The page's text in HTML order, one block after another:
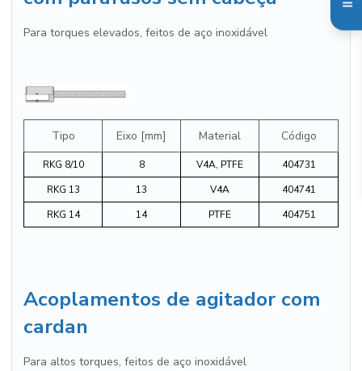
Para torques elevados, feitos de aço inoxidável
Tipo Eixo [mm] Material Código
RKG 8/10 8 V4A, PTFE
404731
RKG 13
13 V4A
404741
RKG 14
14 PTFE 404751
Acoplamentos de agitador com
cardan
Para altos torques, feitos de aço inoxidável